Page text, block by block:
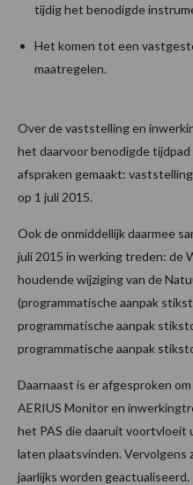
tijdig het benodigde
Het komen tot een
maatregelen.
Over de vaststelling en
het daarvoor benodigde
afspraken gemaakt:
op 1 juli 2015.
Ook de onmiddellijk daarmee
juli 2015 in werking treden: de
houdende wijziging van de
(programmatische aanpak
programmatische aanpak
programmatische aanpak
Daarnaast is er afgesproken
AERIUS Monitor en
het PAS die daaruit voortvloeit
laten plaatsvinden. Vervolgens
jaarlijks worden geactualiseerd.